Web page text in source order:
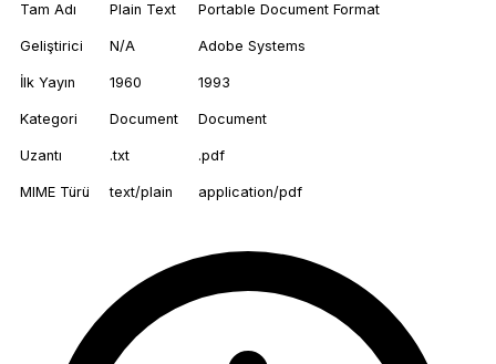
Tam Adı Plain Text Portable Document Format
Geliştirici N/A Adobe Systems
İlk Yayın 1960 1993
Kategori Document Document
Uzantı .txt .pdf
MIME Türü text/plain application/pdf